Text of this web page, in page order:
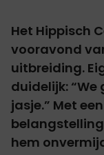
Het Hippisch
vooravond
uitbreiding.
duidelijk:
jasje.” Met
hem